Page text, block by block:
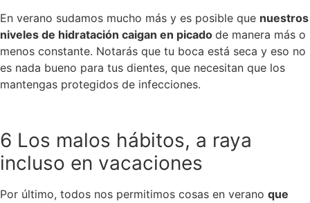
En verano sudamos mucho más y es posible que nuestros
niveles de hidratación caigan en picado de manera más o
menos constante. Notarás que tu boca está seca y eso no
es nada bueno para tus dientes, que necesitan que los
mantengas protegidos de infecciones.
6 Los malos hábitos, a raya
incluso en vacaciones
Por último, todos nos permitimos cosas en verano que